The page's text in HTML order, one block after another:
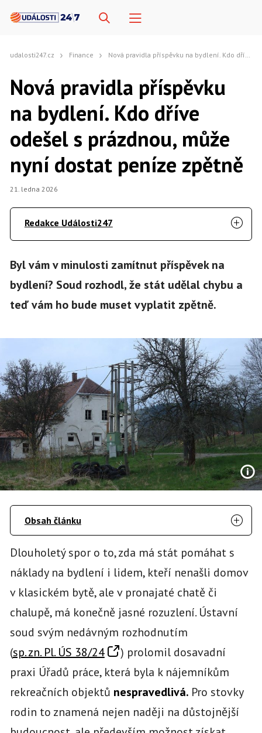
udalosti247.cz Finance Nová pravidla příspěvku na bydlení. Kdo dříve odešel s prázdnou, může nyní dostat peníze zpětně
Nová pravidla příspěvku
na bydlení. Kdo dříve
odešel s prázdnou, může
nyní dostat peníze zpětně
21. ledna 2026
Redakce Události247
Byl vám v minulosti zamítnut příspěvek na
bydlení? Soud rozhodl, že stát udělal chybu a
teď vám ho bude muset vyplatit zpětně.
Obsah článku
Dlouholetý spor o to, zda má stát pomáhat s
náklady na bydlení i lidem, kteří nenašli domov
v klasickém bytě, ale v pronajaté chatě či
chalupě, má konečně jasné rozuzlení. Ústavní
soud svým nedávným rozhodnutím
(sp. zn. Pl. ÚS 38/24
) prolomil dosavadní
praxi Úřadů práce, která byla k nájemníkům
rekreačních objektů nespravedlivá. Pro stovky
rodin to znamená nejen naději na důstojnější